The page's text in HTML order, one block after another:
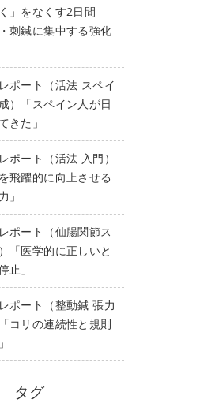
」をなくす2日間
鍼に集中する強化
ポート（活法 スペイ
）「スペイン人が日
きた」
ポート（活法 入門）
飛躍的に向上させる
」
ポート（仙腸関節ス
「医学的に正しいと
止」
ポート（整動鍼 張力
コリの連続性と規則
タグ